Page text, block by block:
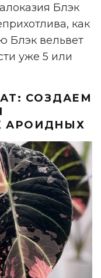
Блэк
как
Блэк вельвет
уже 5 или
СОЗДАЕМ
АРОИДНЫХ